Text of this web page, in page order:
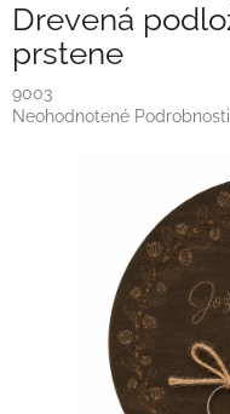
Drevená
prstene
9003
Priemerné
Neohodnotené